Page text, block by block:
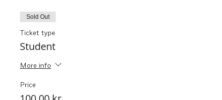
Sold Out
Ticket type
Student
More info
Price